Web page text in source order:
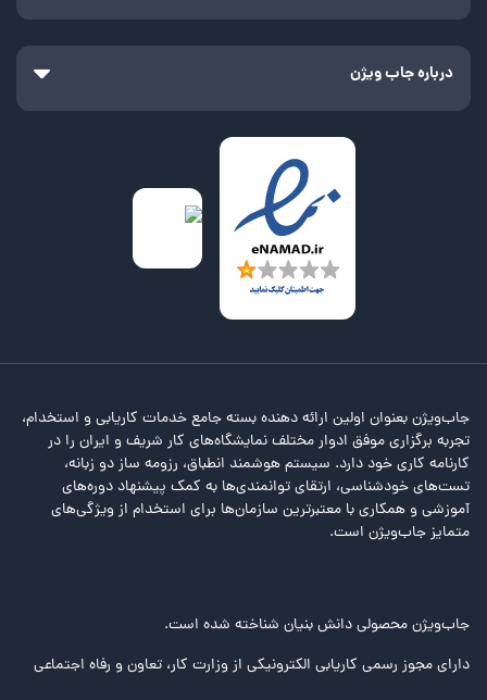
درباره جاب ویژن
جاب‌ویژن بعنوان اولین ارائه دهنده بسته جامع خدمات کاریابی و استخدام،
تجربه برگزاری موفق ادوار مختلف نمایشگاه‌های کار شریف و ایران را در
کارنامه کاری خود دارد. سیستم هوشمند انطباق، رزومه ساز دو زبانه،
تست‌های خودشناسی، ارتقای توانمندی‌ها به کمک پیشنهاد دوره‌های
آموزشی و همکاری با معتبرترین سازمان‌ها برای استخدام از ویژگی‌های
متمایز جاب‌ویژن است.
جاب‌ویژن محصولی دانش بنیان شناخته شده است.
دارای مجوز رسمی کاریابی الکترونیکی از وزارت کار، تعاون و رفاه اجتماعی